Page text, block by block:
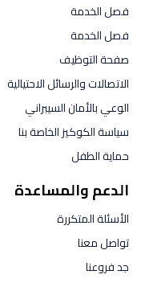
فصل الخدمة
فصل الخدمة
صفحة التوظيف
الاتصالات والرسائل الاحتيالية
الوعي بالأمان السيبراني
سياسة الكوكيز الخاصة بنا
حماية الطفل
الدعم والمساعدة
الأسئلة المتكررة
تواصل معنا
جد فروعنا